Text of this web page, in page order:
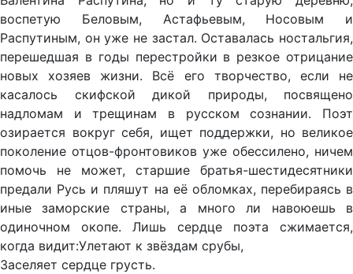
воспетую Беловым, Астафьевым, Носовым и
Распутиным, он уже не застал. Оставалась ностальгия,
перешедшая в годы перестройки в резкое отрицание
новых хозяев жизни. Всё его творчество, если не
касалось скифской дикой природы, посвящено
надломам и трещинам в русском сознании. Поэт
озирается вокруг себя, ищет поддержки, но великое
поколение отцов-фронтовиков уже обессилено, ничем
помочь не может, старшие братья-шестидесятники
предали Русь и пляшут на её обломках, перебираясь в
иные заморские страны, а много ли навоюешь в
одиночном окопе. Лишь сердце поэта сжимается,
когда видит:Улетают к звёздам срубы,
Заселяет сердце грусть.